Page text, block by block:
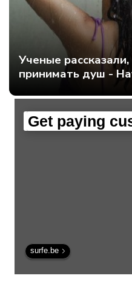
Ученые
принимать душ -
Get paying
surfe.be